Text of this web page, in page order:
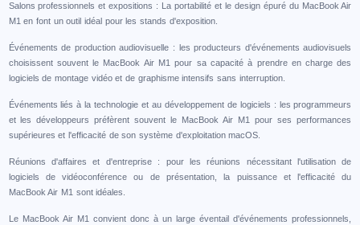
Salons professionnels et expositions : La portabilité et le design épuré du MacBook Air
M1 en font un outil idéal pour les stands d'exposition.
Événements de production audiovisuelle : les producteurs d'événements audiovisuels
choisissent souvent le MacBook Air M1 pour sa capacité à prendre en charge des
logiciels de montage vidéo et de graphisme intensifs sans interruption.
Événements liés à la technologie et au développement de logiciels : les programmeurs
et les développeurs préfèrent souvent le MacBook Air M1 pour ses performances
supérieures et l'efficacité de son système d'exploitation macOS.
Réunions d'affaires et d'entreprise : pour les réunions nécessitant l'utilisation de
logiciels de vidéoconférence ou de présentation, la puissance et l'efficacité du
MacBook Air M1 sont idéales.
Le MacBook Air M1 convient donc à un large éventail d'événements professionnels,